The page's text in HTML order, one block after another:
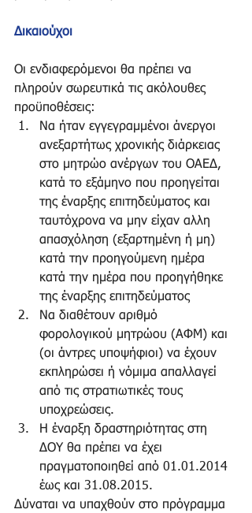
Δικαιούχοι
Οι ενδιαφερόμενοι θα πρέπει να
πληρούν σωρευτικά τις ακόλουθες
προϋποθέσεις:
Να ήταν εγγεγραμμένοι άνεργοι
ανεξαρτήτως χρονικής διάρκειας
στο μητρώο ανέργων του ΟΑΕΔ,
κατά το εξάμηνο που προηγείται
της έναρξης επιτηδεύματος και
ταυτόχρονα να μην είχαν αλλη
απασχόληση (εξαρτημένη ή μη)
κατά την προηγούμενη ημέρα
κατά την ημέρα που προηγήθηκε
της έναρξης επιτηδεύματος
Να διαθέτουν αριθμό
φορολογικού μητρώου (ΑΦΜ) και
(οι άντρες υποψήφιοι) να έχουν
εκπληρώσει ή νόμιμα απαλλαγεί
από τις στρατιωτικές τους
υποχρεώσεις.
Η έναρξη δραστηριότητας στη
ΔΟΥ θα πρέπει να έχει
πραγματοποιηθεί από 01.01.2014
έως και 31.08.2015.
Δύναται να υπαχθούν στο πρόγραμμα